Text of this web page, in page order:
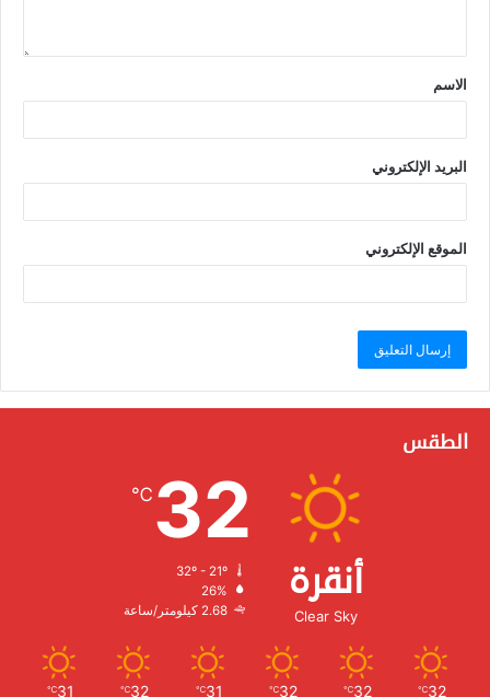
الاسم
البريد الإلكتروني
الموقع الإلكتروني
الطقس
أنقرة
Clear Sky
32
℃
الرطوبة:
الرياح:
32
℃
32
℃
32
℃
31
℃
32
℃
31
℃